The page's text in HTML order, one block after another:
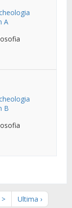
A
B
> Ultima ›